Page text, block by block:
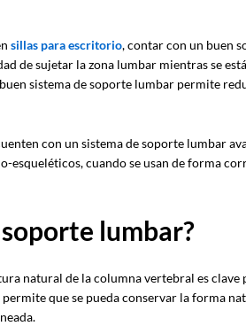
sillas para escritorio, contar con un buen
de sujetar la zona lumbar mientras se
sistema de soporte lumbar permite
con un sistema de soporte lumbar
esqueléticos, cuando se usan de forma
lumbar?
natural de la columna vertebral es clave
que se pueda conservar la forma